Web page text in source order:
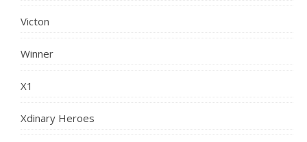
Victon
Winner
X1
Xdinary Heroes